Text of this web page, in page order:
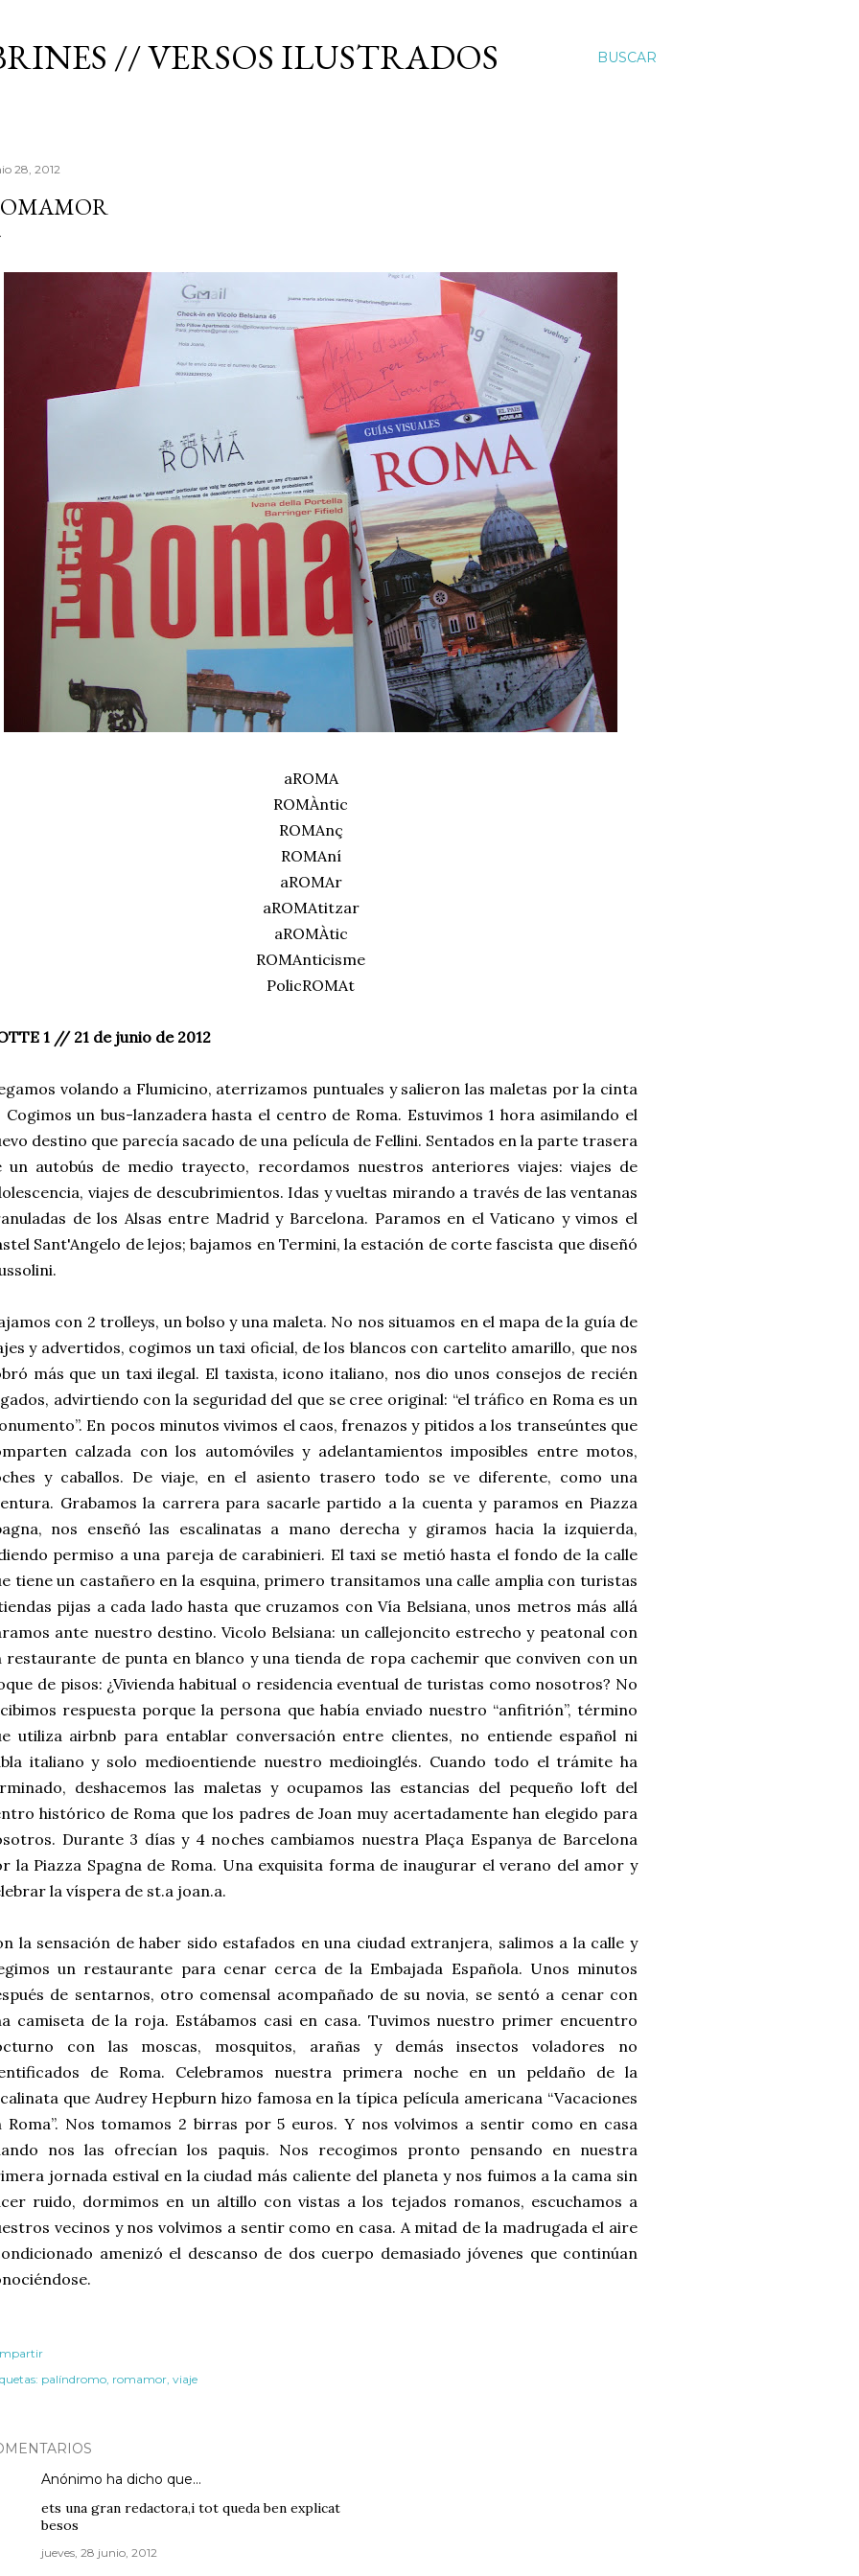
BUSCAR
// VERSOS ILUSTRADOS
28, 2012
aROMA
ROMÀntic
ROMAnç
ROMAní
aROMAr
aROMAtitzar
aROMÀtic
ROMAnticisme
PolicROMAt
1 // 21 de junio de 2012
volando a Flumicino, aterrizamos puntuales y salieron las maletas por la cinta
Cogimos un bus-lanzadera hasta el centro de Roma. Estuvimos 1 hora asimilando el
destino que parecía sacado de una película de Fellini. Sentados en la parte trasera
un autobús de medio trayecto, recordamos nuestros anteriores viajes: viajes de
viajes de descubrimientos. Idas y vueltas mirando a través de las ventanas
de los Alsas entre Madrid y Barcelona. Paramos en el Vaticano y vimos el
Sant'Angelo de lejos; bajamos en Termini, la estación de corte fascista que diseñó
con 2 trolleys, un bolso y una maleta. No nos situamos en el mapa de la guía de
y advertidos, cogimos un taxi oficial, de los blancos con cartelito amarillo, que nos
más que un taxi ilegal. El taxista, icono italiano, nos dio unos consejos de recién
advirtiendo con la seguridad del que se cree original: “el tráfico en Roma es un
En pocos minutos vivimos el caos, frenazos y pitidos a los transeúntes que
calzada con los automóviles y adelantamientos imposibles entre motos,
y caballos. De viaje, en el asiento trasero todo se ve diferente, como una
Grabamos la carrera para sacarle partido a la cuenta y paramos en Piazza
nos enseñó las escalinatas a mano derecha y giramos hacia la izquierda,
permiso a una pareja de carabinieri. El taxi se metió hasta el fondo de la calle
tiene un castañero en la esquina, primero transitamos una calle amplia con turistas
pijas a cada lado hasta que cruzamos con Vía Belsiana, unos metros más allá
ante nuestro destino. Vicolo Belsiana: un callejoncito estrecho y peatonal con
restaurante de punta en blanco y una tienda de ropa cachemir que conviven con un
de pisos: ¿Vivienda habitual o residencia eventual de turistas como nosotros? No
respuesta porque la persona que había enviado nuestro “anfitrión”, término
utiliza airbnb para entablar conversación entre clientes, no entiende español ni
italiano y solo medioentiende nuestro medioinglés. Cuando todo el trámite ha
deshacemos las maletas y ocupamos las estancias del pequeño loft del
histórico de Roma que los padres de Joan muy acertadamente han elegido para
Durante 3 días y 4 noches cambiamos nuestra Plaça Espanya de Barcelona
la Piazza Spagna de Roma. Una exquisita forma de inaugurar el verano del amor y
la víspera de st.a joan.a.
la sensación de haber sido estafados en una ciudad extranjera, salimos a la calle y
un restaurante para cenar cerca de la Embajada Española. Unos minutos
de sentarnos, otro comensal acompañado de su novia, se sentó a cenar con
camiseta de la roja. Estábamos casi en casa. Tuvimos nuestro primer encuentro
con las moscas, mosquitos, arañas y demás insectos voladores no
de Roma. Celebramos nuestra primera noche en un peldaño de la
que Audrey Hepburn hizo famosa en la típica película americana “Vacaciones
Roma”. Nos tomamos 2 birras por 5 euros. Y nos volvimos a sentir como en casa
nos las ofrecían los paquis. Nos recogimos pronto pensando en nuestra
jornada estival en la ciudad más caliente del planeta y nos fuimos a la cama sin
ruido, dormimos en un altillo con vistas a los tejados romanos, escuchamos a
vecinos y nos volvimos a sentir como en casa. A mitad de la madrugada el aire
amenizó el descanso de dos cuerpo demasiado jóvenes que continúan
palíndromo romamor viaje
Anónimo ha dicho que…
ets una gran redactora,i tot queda ben explicat
besos
jueves, 28 junio, 2012